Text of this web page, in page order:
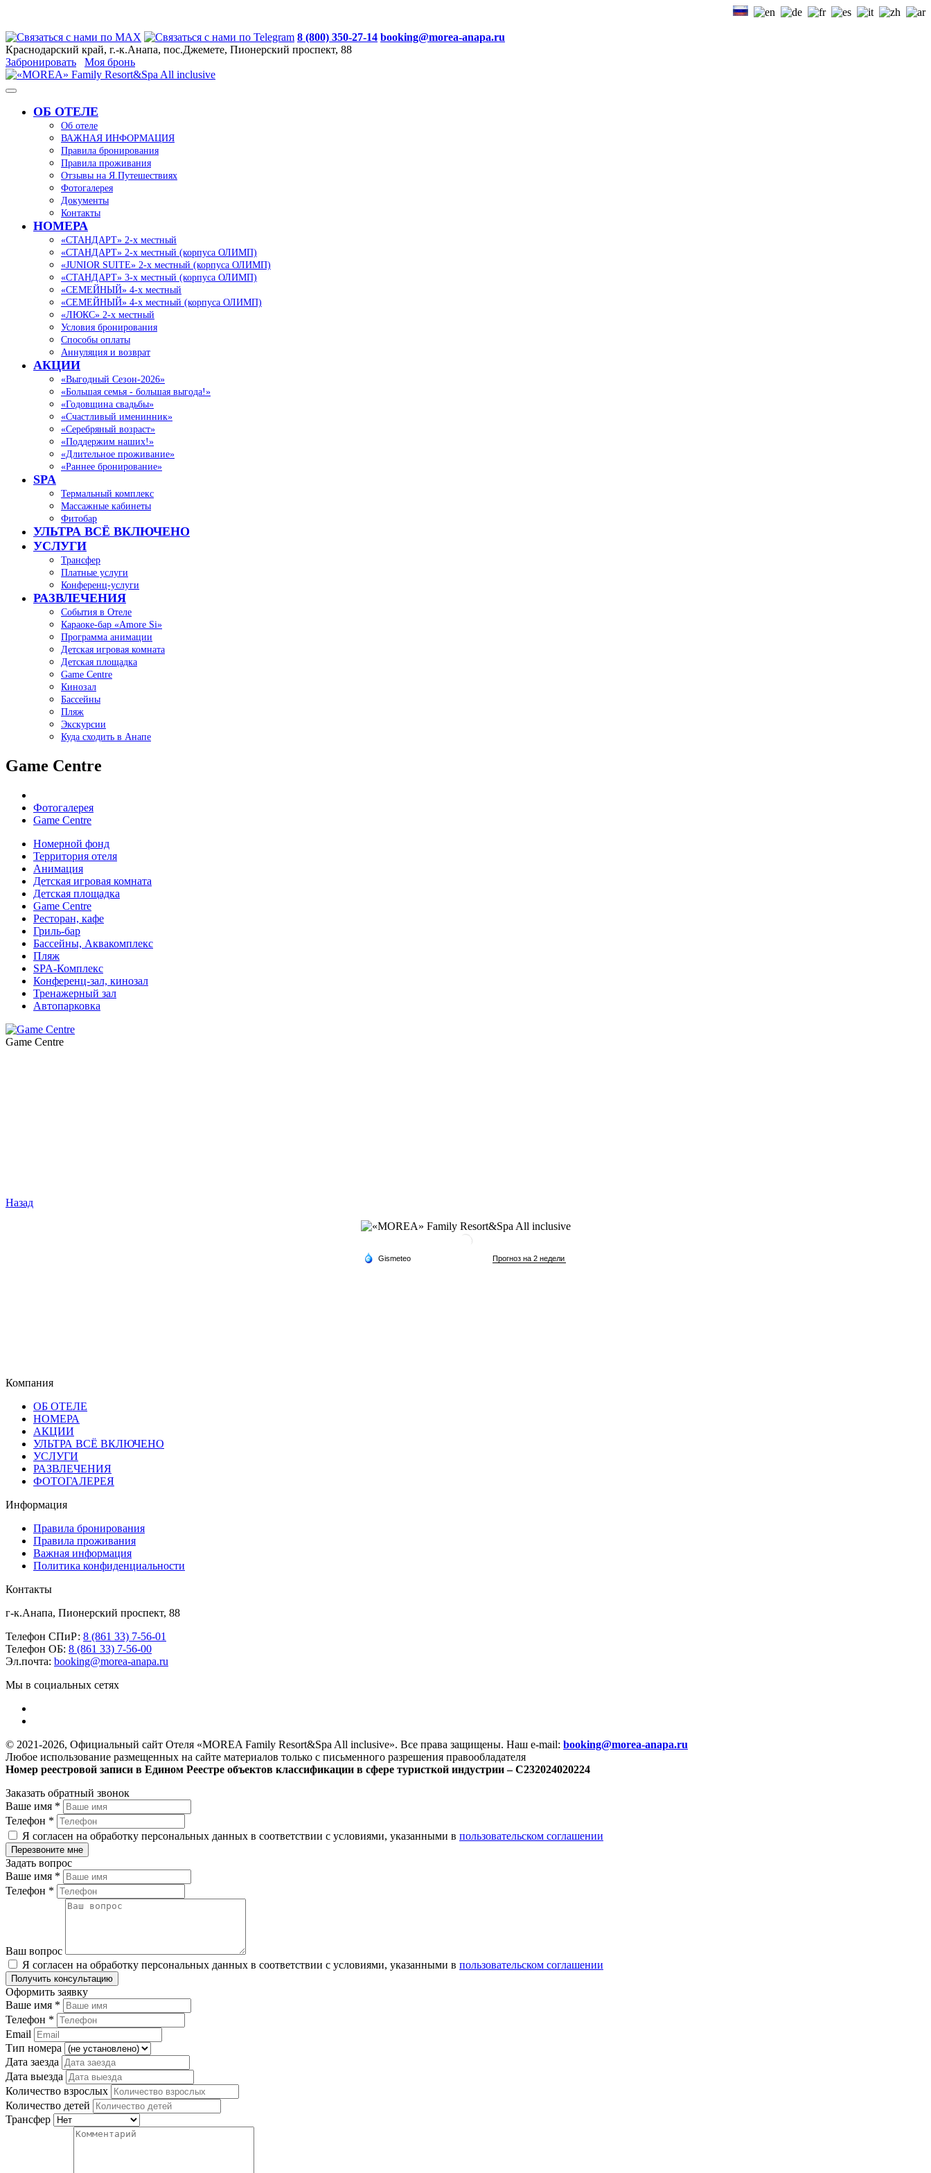
8 (800) 350-27-14 booking@morea-anapa.ru
Краснодарский край, г.-к.Анапа, пос.Джемете, Пионерский проспект, 88
Забронировать
Моя бронь
ОБ ОТЕЛЕ
Об отеле
ВАЖНАЯ ИНФОРМАЦИЯ
Правила бронирования
Правила проживания
Отзывы на Я.Путешествиях
Фотогалерея
Документы
Контакты
НОМЕРА
«СТАНДАРТ» 2-х местный
«СТАНДАРТ» 2-х местный (корпуса ОЛИМП)
«JUNIOR SUITE» 2-х местный (корпуса ОЛИМП)
«СТАНДАРТ» 3-х местный (корпуса ОЛИМП)
«СЕМЕЙНЫЙ» 4-х местный
«СЕМЕЙНЫЙ» 4-х местный (корпуса ОЛИМП)
«ЛЮКС» 2-х местный
Условия бронирования
Способы оплаты
Аннуляция и возврат
АКЦИИ
«Выгодный Сезон-2026»
«Большая семья - большая выгода!»
«Годовщина свадьбы»
«Счастливый именинник»
«Серебряный возраст»
«Поддержим наших!»
«Длительное проживание»
«Раннее бронирование»
SPA
Термальный комплекс
Массажные кабинеты
Фитобар
УЛЬТРА ВСЁ ВКЛЮЧЕНО
УСЛУГИ
Трансфер
Платные услуги
Конференц-услуги
РАЗВЛЕЧЕНИЯ
События в Отеле
Караоке-бар «Amore Si»
Программа анимации
Детская игровая комната
Детская площадка
Game Centre
Кинозал
Бассейны
Пляж
Экскурсии
Куда сходить в Анапе
Game Centre
Фотогалерея
Game Centre
Номерной фонд
Территория отеля
Анимация
Детская игровая комната
Детская площадка
Game Centre
Ресторан, кафе
Гриль-бар
Бассейны, Аквакомплекс
Пляж
SPA-Комплекс
Конференц-зал, кинозал
Тренажерный зал
Автопарковка
Game Centre
Назад
Компания
ОБ ОТЕЛЕ
НОМЕРА
АКЦИИ
УЛЬТРА ВСЁ ВКЛЮЧЕНО
УСЛУГИ
РАЗВЛЕЧЕНИЯ
ФОТОГАЛЕРЕЯ
Информация
Правила бронирования
Правила проживания
Важная информация
Политика конфиденциальности
Контакты
г-к.Анапа, Пионерский проспект, 88
Телефон СПиР: 8 (861 33) 7-56-01
Телефон ОБ: 8 (861 33) 7-56-00
Эл.почта: booking@morea-anapa.ru
Мы в социальных сетях
© 2021-2026, Официальный сайт Отеля «MOREA Family Resort&Spa All inclusive». Все права защищены. Наш e-mail: booking@morea-anapa.ru
Любое использование размещенных на сайте материалов только с письменного разрешения правообладателя
Номер реестровой записи в Едином Реестре объектов классификации в сфере туристкой индустрии – С232024020224
Заказать обратный звонок
Ваше имя *
Телефон *
Я согласен на обработку персональных данных в соответствии с условиями, указанными в пользовательском соглашении
Задать вопрос
Ваше имя *
Телефон *
Ваш вопрос
Я согласен на обработку персональных данных в соответствии с условиями, указанными в пользовательском соглашении
Оформить заявку
Ваше имя *
Телефон *
Email
Тип номера
Дата заезда
Дата выезда
Количество взрослых
Количество детей
Трансфер